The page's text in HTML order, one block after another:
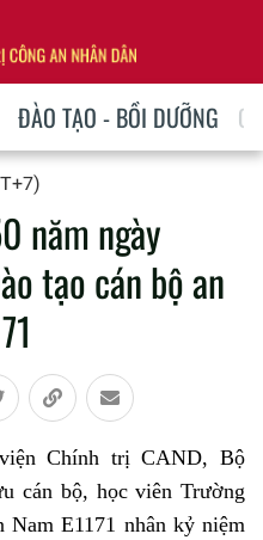
ĐÀO TẠO - BỒI DƯỠNG
năm ngày
tạo cán bộ an
Chính trị CAND, Bộ
cán bộ, học viên Trường
E1171 nhân kỷ niệm